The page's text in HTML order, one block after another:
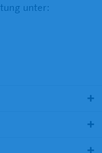
unter: